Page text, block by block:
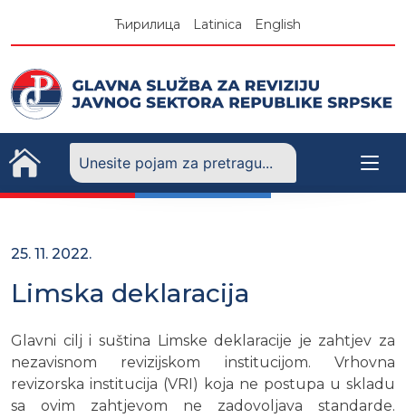
Ћирилица Latinica English
25. 11. 2022.
Limska deklaracija
Glavni cilj i suština Limske deklaracije je zahtjev za
nezavisnom revizijskom institucijom. Vrhovna
revizorska institucija (VRI) koja ne postupa u skladu
sa ovim zahtjevom ne zadovoljava standarde.